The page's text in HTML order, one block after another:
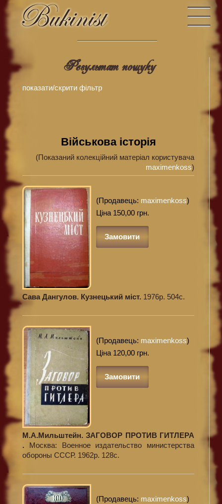
Результат пошуку
показати/скрити фiльтр
Військова історія
(Показаний колекційний матеріал користувача
maximenkoss)
(Продавець: maximenkoss)
Ціна 150,00 грн.
Замовити
Сава Дангулов. Кузнецький міст. 1976р. 504с.
(Продавець: maximenkoss)
Ціна 120,00 грн.
Замовити
М.А.Мильштейн. ЗАГОВОР ПРОТИВ ГИТЛЕРА
. Москва: Военное издательство министерства
обороны СССР. 1962р. 128с.
(Продавець: maximenkoss)